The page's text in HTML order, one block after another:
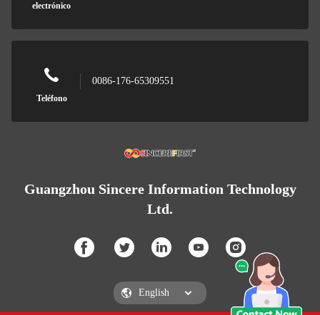
electrónico
Teléfono
0086-176-65309551
Guangzhou Sincere Information Technology
Ltd.